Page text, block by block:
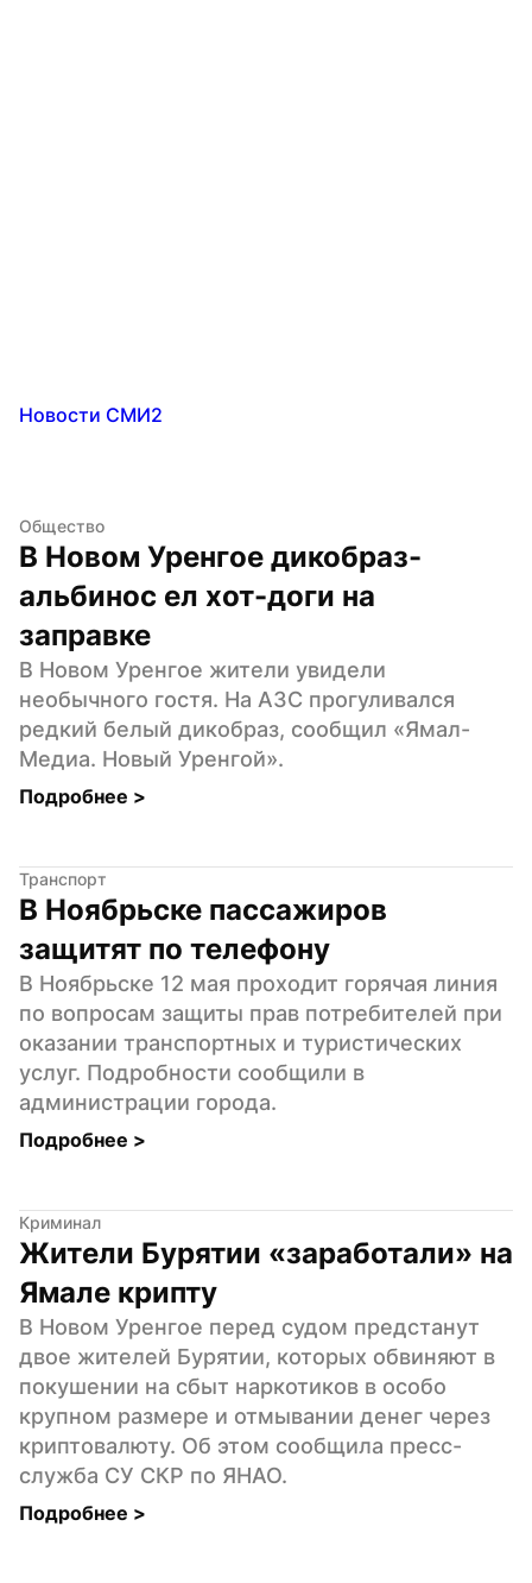
Новости СМИ2
Общество
В Новом Уренгое дикобраз-
альбинос ел хот-доги на
заправке
В Новом Уренгое жители увидели
необычного гостя. На АЗС прогуливался
редкий белый дикобраз, сообщил «Ямал-
Медиа. Новый Уренгой».
Подробнее >
Транспорт
В Ноябрьске пассажиров
защитят по телефону
В Ноябрьске 12 мая проходит горячая линия
по вопросам защиты прав потребителей при
оказании транспортных и туристических
услуг. Подробности сообщили в
администрации города.
Подробнее >
Криминал
Жители Бурятии «заработали» на
Ямале крипту
В Новом Уренгое перед судом предстанут
двое жителей Бурятии, которых обвиняют в
покушении на сбыт наркотиков в особо
крупном размере и отмывании денег через
криптовалюту. Об этом сообщила пресс-
служба СУ СКР по ЯНАО.
Подробнее >